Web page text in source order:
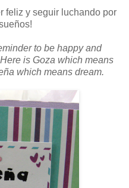
feliz y seguir luchando por
to be happy and
is Goza which means
which means dream.